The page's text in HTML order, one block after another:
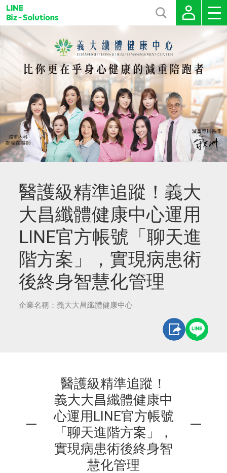
醫護級精準追蹤！義大
大昌纖體健康中心運用
LINE官方帳號「聊天進
階方案」，實現病患術
後終身智慧化管理
企業名稱：義大大昌纖體健康中心
醫護級精準追蹤！
義大大昌纖體健康中
心運用LINE官方帳號
「聊天進階方案」，
實現病患術後終身智
慧化管理